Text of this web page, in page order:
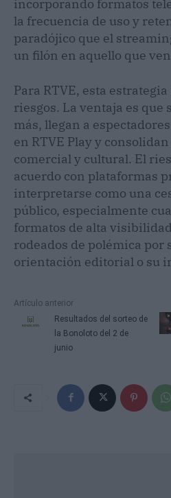
incorporando formatos
la frecuencia de uso y
paradójico que el
un filón en aquello que
Para RTVE, esta
riesgos. La ventaja es que
más, llegan a
en RTVE Play y
comercial y cultural. El
acuerdo con plataformas
interpretarse como una
público, especialmente
formatos de alta
rodeados de polémica por
orientación editorial o su
Artículo anterior
Resultados del sorteo de
la Bonoloto del 2 de
junio